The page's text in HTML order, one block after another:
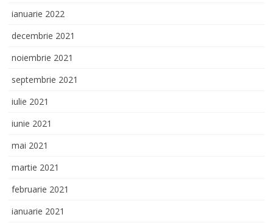
ianuarie 2022
decembrie 2021
noiembrie 2021
septembrie 2021
iulie 2021
iunie 2021
mai 2021
martie 2021
februarie 2021
ianuarie 2021